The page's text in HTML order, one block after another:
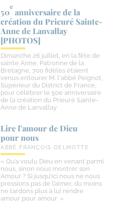
50
e
anniversaire de la
création du Prieuré Sainte-​
Anne de Lanvallay
[PHOTOS]
Dimanche 26 juillet, en la fête de
sainte Anne, Patronne de la
Bretagne, 700 fidèles étaient
venus entourer M. l'abbé Peignot,
Supérieur du District de France,
pour célébrer le 50e anniversaire
de la création du Prieuré Sainte-
Anne de Lanvallay
Lire l’amour de Dieu
pour nous
ABBÉ FRANÇOIS DELMOTTE
« Qu’a voulu Dieu en venant parmi
nous, sinon nous montrer son
Amour ? Si jusqu’ici nous ne nous
pressions pas de l’aimer, du moins
ne tardons plus à lui rendre
amour pour amour. »